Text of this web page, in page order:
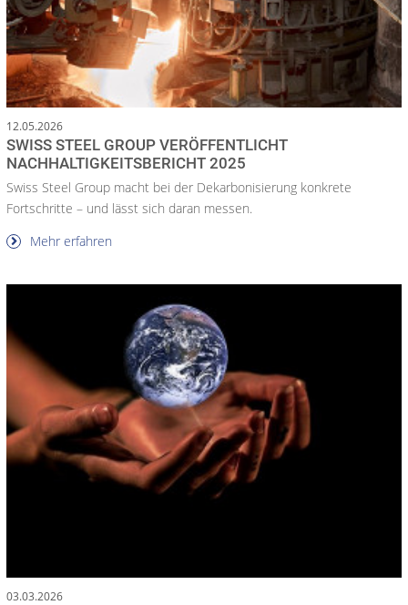
12.05.2026
SWISS STEEL GROUP VERÖFFENTLICHT
NACHHALTIGKEITSBERICHT 2025
Swiss Steel Group macht bei der Dekarbonisierung konkrete
Fortschritte – und lässt sich daran messen.
Mehr erfahren
03.03.2026